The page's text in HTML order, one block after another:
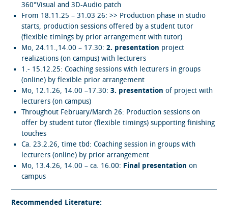
360°Visual and 3D-Audio patch
From 18.11.25 – 31.03 26: >> Production phase in studio
starts, production sessions offered by a student tutor
(flexible timings by prior arrangement with tutor)
Mo, 24.11.,14.00 – 17.30:2. presentation project
realizations (on campus) with lecturers
1.- 15.12.25: Coaching sessions with lecturers in groups
(online) by flexible prior arrangement
Mo, 12.1.26, 14.00 –17.30:3. presentation of project with
lecturers (on campus)
Throughout February/March 26: Production sessions on
offer by student tutor (flexible timings) supporting finishing
touches
Ca. 23.2.26, time tbd: Coaching session in groups with
lecturers (online) by prior arrangement
Mo, 13.4.26, 14.00 – ca. 16.00: Final presentation on
campus
Recommended Literature: